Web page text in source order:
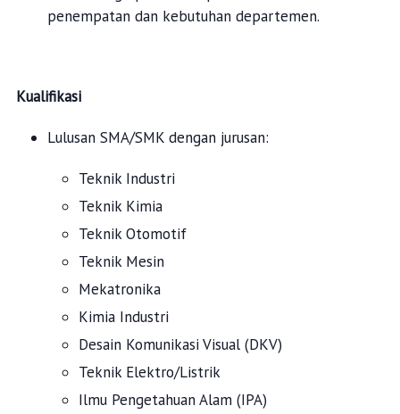
penempatan dan kebutuhan departemen.
Kualifikasi
Lulusan SMA/SMK dengan jurusan:
Teknik Industri
Teknik Kimia
Teknik Otomotif
Teknik Mesin
Mekatronika
Kimia Industri
Desain Komunikasi Visual (DKV)
Teknik Elektro/Listrik
Ilmu Pengetahuan Alam (IPA)